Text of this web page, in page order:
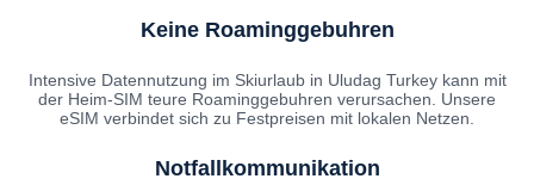
Keine Roaminggebuhren
Intensive Datennutzung im Skiurlaub in Uludag Turkey kann mit
der Heim-SIM teure Roaminggebuhren verursachen. Unsere
eSIM verbindet sich zu Festpreisen mit lokalen Netzen.
Notfallkommunikation